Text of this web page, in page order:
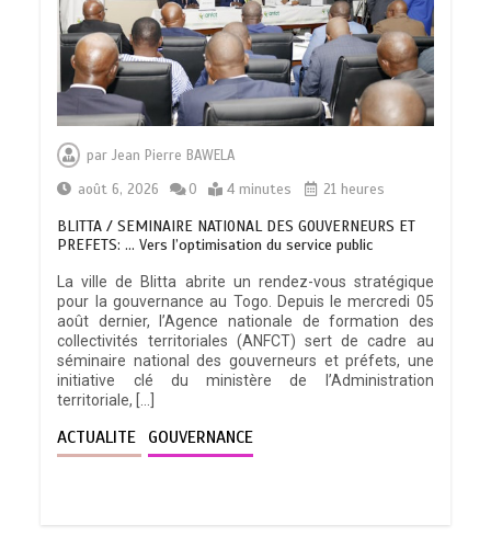
parJean Pierre BAWELA
août 6, 2026
0 4 minutes 21 heures
BLITTA / SEMINAIRE NATIONAL DES GOUVERNEURS ET
PREFETS: … Vers l’optimisation du service public
La ville de Blitta abrite un rendez-vous stratégique
pour la gouvernance au Togo. Depuis le mercredi 05
août dernier, l’Agence nationale de formation des
collectivités territoriales (ANFCT) sert de cadre au
séminaire national des gouverneurs et préfets, une
initiative clé du ministère de l’Administration
territoriale, […]
ACTUALITE GOUVERNANCE